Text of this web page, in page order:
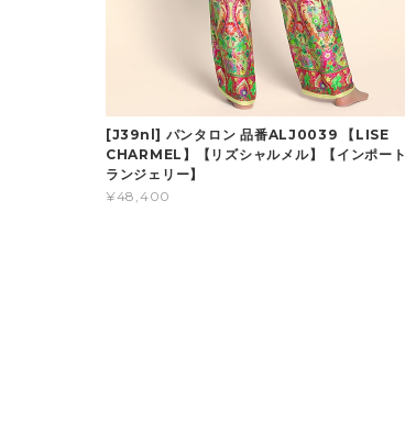
[J39nl] パンタロン 品番ALJ0039 【LISE
CHARMEL】【リズシャルメル】【インポート
ランジェリー】
¥48,400